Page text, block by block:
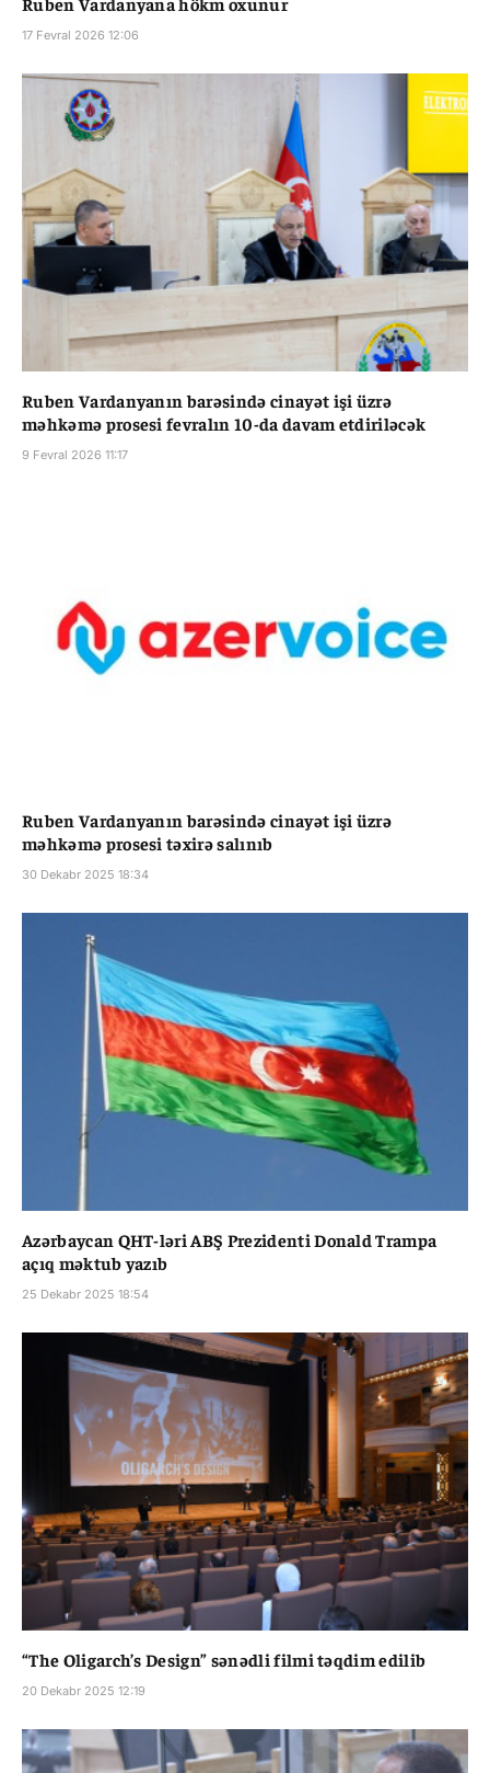
17 Fevral 2026 12:06
Ruben Vardanyanın barəsində cinayət işi üzrə
məhkəmə prosesi fevralın 10-da davam etdiriləcək
9 Fevral 2026 11:17
Ruben Vardanyanın barəsində cinayət işi üzrə
məhkəmə prosesi təxirə salınıb
30 Dekabr 2025 18:34
Azərbaycan QHT-ləri ABŞ Prezidenti Donald Trampa
açıq məktub yazıb
25 Dekabr 2025 18:54
“The Oligarch’s Design” sənədli filmi təqdim edilib
20 Dekabr 2025 12:19